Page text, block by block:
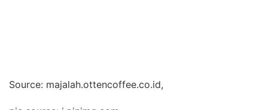
Source: majalah.ottencoffee.co.id,